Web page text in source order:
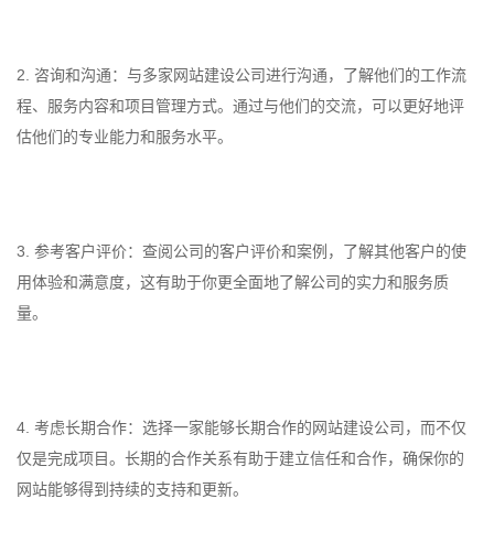
2. 咨询和沟通：与多家网站建设公司进行沟通，了解他们的工作流
程、服务内容和项目管理方式。通过与他们的交流，可以更好地评
估他们的专业能力和服务水平。
3. 参考客户评价：查阅公司的客户评价和案例，了解其他客户的使
用体验和满意度，这有助于你更全面地了解公司的实力和服务质
量。
4. 考虑长期合作：选择一家能够长期合作的网站建设公司，而不仅
仅是完成项目。长期的合作关系有助于建立信任和合作，确保你的
网站能够得到持续的支持和更新。